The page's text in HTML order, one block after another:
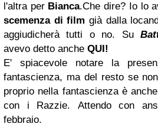
l'altra per Bianca.Che dire? Io lo
scemenza di film già dalla
aggiudicherà tutti o no. Su
avevo detto anche QUI!
E' spiacevole notare la
fantascienza, ma del resto se
proprio nella fantascienza è
con i Razzie. Attendo con
febbraio.